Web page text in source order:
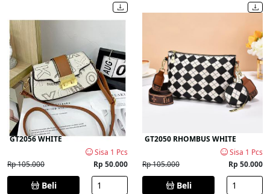
GT2056 WHITE
Sisa 1 Pcs
Rp 105.000
Rp 50.000
Beli
GT2050 RHOMBUS WHITE
Sisa 1 Pcs
Rp 105.000
Rp 50.000
Beli